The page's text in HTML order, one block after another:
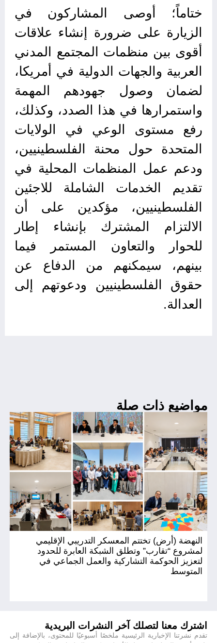
ختاماً؛ أوصى المشاركون في
الزيارة على ضرورة إنشاء علاقات
أقوى بين منظمات المجتمع المدني
العربية والجهات الدولية في أمريكا،
لضمان وصول جهودهم المهمة
واستمرارها في هذا الصدد، وكذلك،
رفع مستوى الوعي في الولايات
المتحدة حول محنة الفلسطينيين،
ودعم عمل المنظمات المحلية في
تقديم الخدمات الشاملة للاجئين
الفلسطينيين، مؤكدين على أن
الالتزام المشترك بإنشاء إطار
للحوار والتعاون المستمر فيما
بينهم، سيمكنهم من الدفاع عن
حقوق الفلسطينيين ودعوتهم إلى
العدالة.
مواضيع ذات صلة
النهضة (أرض) تختتم المعسكر التدريبي الإقليمي
لمشروع “تقارب” وتطلق الشبكة العابرة للحدود
لتعزيز الحوكمة التشاركية والعمل الجماعي في
المتوسط
اشترك معنا لتصلك آخر النشرات البريدية
تقدم نشرتنا الإخبارية الرئيسية ملخصًا أسبوعيًا للمحتوى، بالإضافة إلى